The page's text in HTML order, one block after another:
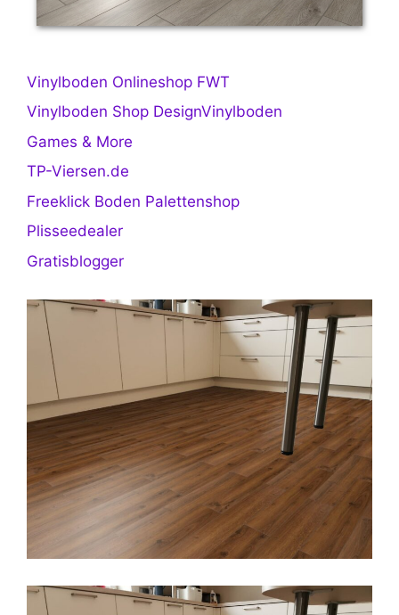
Vinylboden Onlineshop FWT
Vinylboden Shop DesignVinylboden
Games & More
TP-Viersen.de
Freeklick Boden Palettenshop
Plisseedealer
Gratisblogger